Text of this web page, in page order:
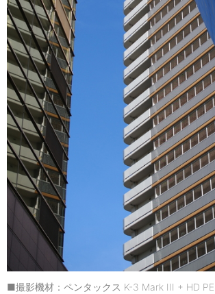
■撮影機材：ペンタックス K-3 Mark III + HD